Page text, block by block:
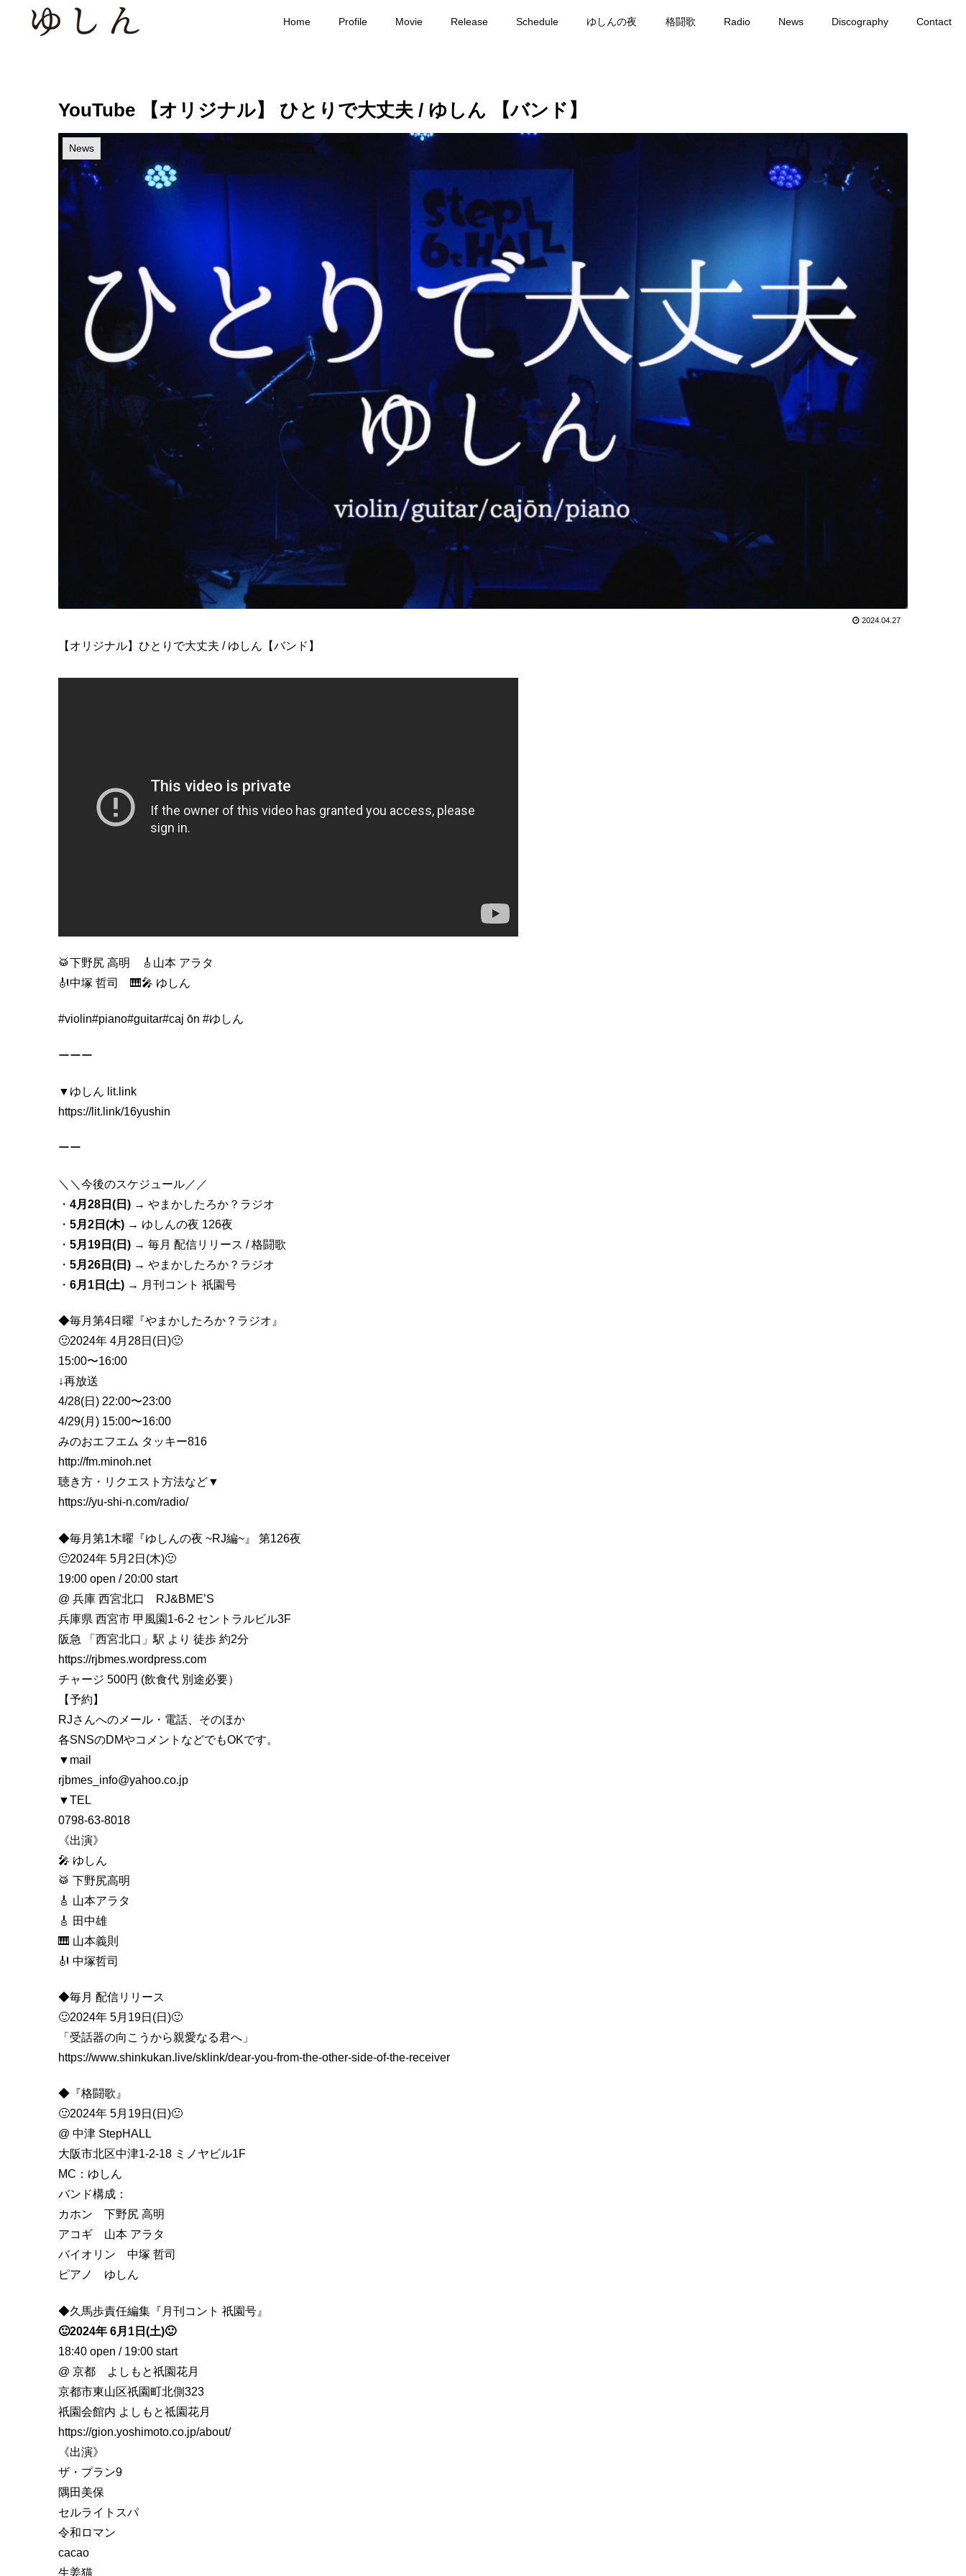
Home Profile Movie Release Schedule ゆしんの夜 格闘歌 Radio News Discography Contact
YouTube 【オリジナル】 ひとりで大丈夫 / ゆしん 【バンド】
News
2024.04.27
【オリジナル】ひとりで大丈夫 / ゆしん【バンド】
🥁下野尻 高明 🎸山本 アラタ
🎻中塚 哲司 🎹🎤 ゆしん
#violin#piano#guitar#caj ōn #ゆしん
ーーー
▼ゆしん lit.link
https://lit.link/16yushin
ーー
＼＼今後のスケジュール／／
・ 4月28日(日) → やまかしたろか？ラジオ
・ 5月2日(木) → ゆしんの夜 126夜
・ 5月19日(日) → 毎月 配信リリース / 格闘歌
・ 5月26日(日) → やまかしたろか？ラジオ
・ 6月1日(土) → 月刊コント 祇園号
◆毎月第4日曜『やまかしたろか？ラジオ』
🙂2024年 4月28日(日)🙂
15:00〜16:00
↓再放送
4/28(日) 22:00〜23:00
4/29(月) 15:00〜16:00
みのおエフエム タッキー816
http://fm.minoh.net
聴き方・リクエスト方法など▼
https://yu-shi-n.com/radio/
◆毎月第1木曜『ゆしんの夜 ~RJ編~』 第126夜
🙂2024年 5月2日(木)🙂
19:00 open / 20:00 start
@ 兵庫 西宮北口 RJ&BME’S
兵庫県 西宮市 甲風園1-6-2 セントラルビル3F
阪急 「西宮北口」駅 より 徒歩 約2分
https://rjbmes.wordpress.com
チャージ 500円 (飲食代 別途必要）
【予約】
RJさんへのメール・電話、そのほか
各SNSのDMやコメントなどでもOKです。
▼mail
rjbmes_info@yahoo.co.jp
▼TEL
0798-63-8018
《出演》
🎤 ゆしん
🥁 下野尻高明
🎸 山本アラタ
🎸 田中雄
🎹 山本義則
🎻 中塚哲司
◆毎月 配信リリース
🙂2024年 5月19日(日)🙂
「受話器の向こうから親愛なる君へ」
https://www.shinkukan.live/sklink/dear-you-from-the-other-side-of-the-receiver
◆『格闘歌』
🙂2024年 5月19日(日)🙂
@ 中津 StepHALL
大阪市北区中津1-2-18 ミノヤビル1F
MC：ゆしん
バンド構成：
カホン 下野尻 高明
アコギ 山本 アラタ
バイオリン 中塚 哲司
ピアノ ゆしん
◆久馬歩責任編集『月刊コント 祇園号』
🙂2024年 6月1日(土)🙂
18:40 open / 19:00 start
@ 京都 よしもと祇園花月
京都市東山区祇園町北側323
祇園会館内 よしもと祗園花月
https://gion.yoshimoto.co.jp/about/
《出演》
ザ・プラン9
隅田美保
セルライトスパ
令和ロマン
cacao
生姜猫